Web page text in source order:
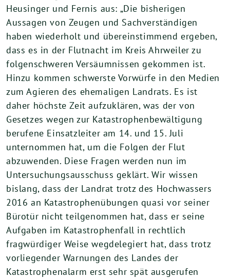
Heusinger und Fernis aus: „Die bisherigen
Aussagen von Zeugen und Sachverständigen
haben wiederholt und übereinstimmend ergeben,
dass es in der Flutnacht im Kreis Ahrweiler zu
folgenschweren Versäumnissen gekommen ist.
Hinzu kommen schwerste Vorwürfe in den Medien
zum Agieren des ehemaligen Landrats. Es ist
daher höchste Zeit aufzuklären, was der von
Gesetzes wegen zur Katastrophenbewältigung
berufene Einsatzleiter am 14. und 15. Juli
unternommen hat, um die Folgen der Flut
abzuwenden. Diese Fragen werden nun im
Untersuchungsausschuss geklärt. Wir wissen
bislang, dass der Landrat trotz des Hochwassers
2016 an Katastrophenübungen quasi vor seiner
Bürotür nicht teilgenommen hat, dass er seine
Aufgaben im Katastrophenfall in rechtlich
fragwürdiger Weise wegdelegiert hat, dass trotz
vorliegender Warnungen des Landes der
Katastrophenalarm erst sehr spät ausgerufen